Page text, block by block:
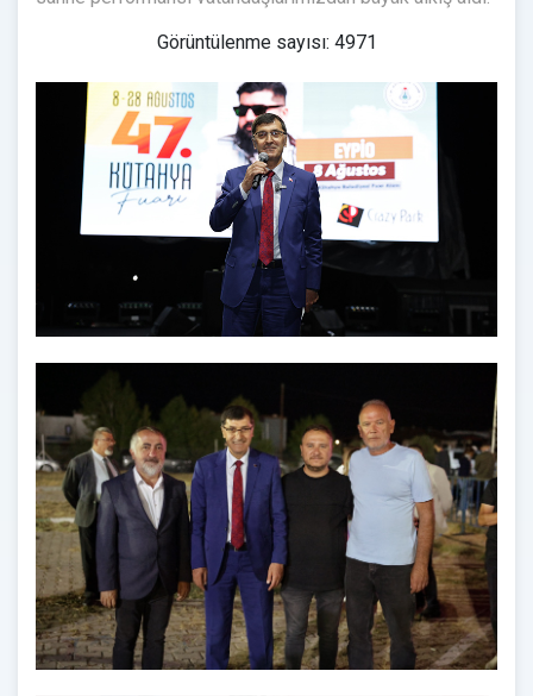
Görüntülenme sayısı: 4971